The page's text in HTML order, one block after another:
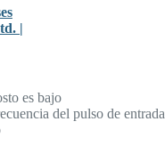
es bajo
del pulso de entrada